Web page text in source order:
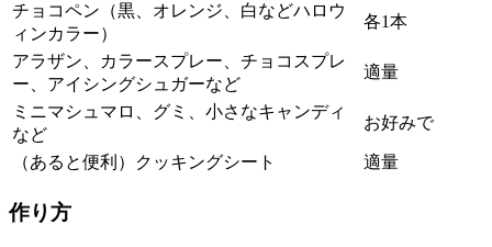
チョコペン（黒、オレンジ、白などハロウ
ィンカラー）
各1本
アラザン、カラースプレー、チョコスプレ
ー、アイシングシュガーなど
適量
ミニマシュマロ、グミ、小さなキャンディ
など
お好みで
（あると便利）クッキングシート 適量
作り方